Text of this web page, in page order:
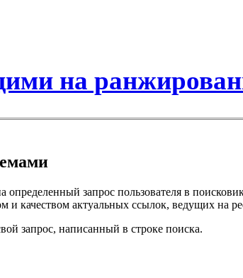
на
запрос пользователя в
и качеством актуальных ссылок, ведущих на
запрос, написанный в строке поиска.